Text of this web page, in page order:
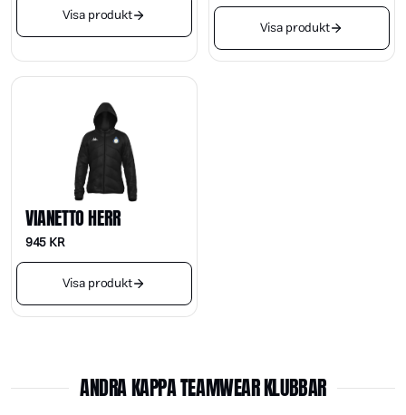
Visa produkt
Visa produkt
VIANETTO HERR
945KR
Visa produkt
ANDRA KAPPA TEAMWEAR KLUBBAR